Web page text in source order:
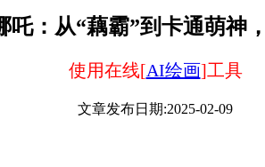
吒：从“藕霸”到卡通萌神
使用在线[AI绘画]工具
文章发布日期:2025-02-09